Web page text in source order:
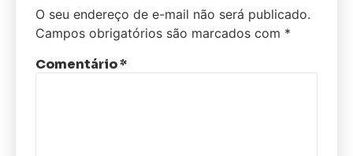
O seu endereço de e-mail não será publicado.
Campos obrigatórios são marcados com *
Comentário*